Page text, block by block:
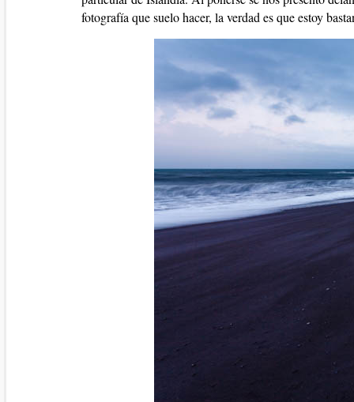
fotografía que suelo hacer, la verdad es que estoy